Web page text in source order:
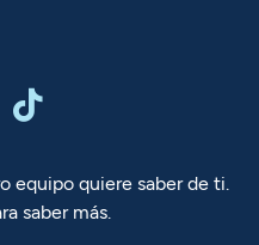

equipo quiere saber de ti.
saber más.